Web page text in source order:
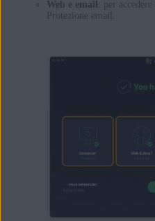
Web e email
: per
Protezione email.